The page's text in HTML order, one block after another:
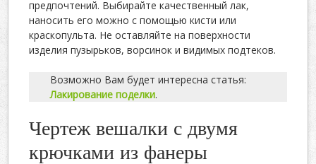
предпочтений. Выбирайте качественный лак,
наносить его можно с помощью кисти или
краскопульта. Не оставляйте на поверхности
изделия пузырьков, ворсинок и видимых подтеков.
Возможно Вам будет интересна статья:
Лакирование поделки.
Чертеж вешалки с двумя
крючками из фанеры